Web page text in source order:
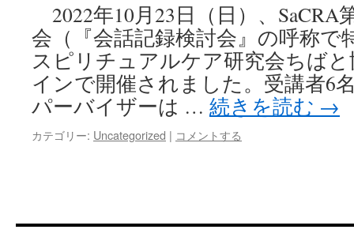
2022年10月23日（日）、SaCRA
会（『会話記録検討会』の呼称で
スピリチュアルケア研究会ちば
インで開催されました。受講者6
パーバイザーは … 続きを読む →
カテゴリー: Uncategorized | コメントする